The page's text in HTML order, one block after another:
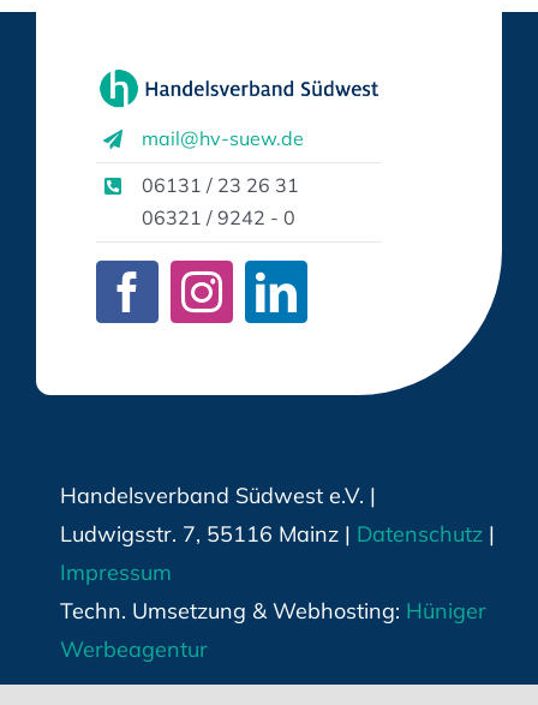
mail@hv-suew.de
06131 / 23 26 31
06321 / 9242 - 0
Handelsverband Südwest e.V. |
Ludwigsstr. 7, 55116 Mainz | Datenschutz|
Impressum
Techn. Umsetzung & Webhosting: Hüniger
Werbeagentur